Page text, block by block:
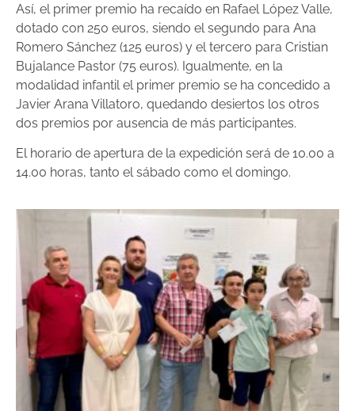
Así, el primer premio ha recaído en Rafael López Valle,
dotado con 250 euros, siendo el segundo para Ana
Romero Sánchez (125 euros) y el tercero para Cristian
Bujalance Pastor (75 euros). Igualmente, en la
modalidad infantil el primer premio se ha concedido a
Javier Arana Villatoro, quedando desiertos los otros
dos premios por ausencia de más participantes.
El horario de apertura de la expedición será de 10.00 a
14.00 horas, tanto el sábado como el domingo.